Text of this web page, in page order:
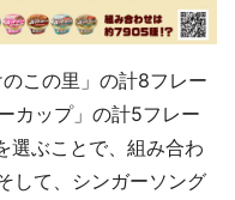
この里」の計8フレー
カップ」の計5フレー
選ぶことで、組み合わ
して、シンガーソング